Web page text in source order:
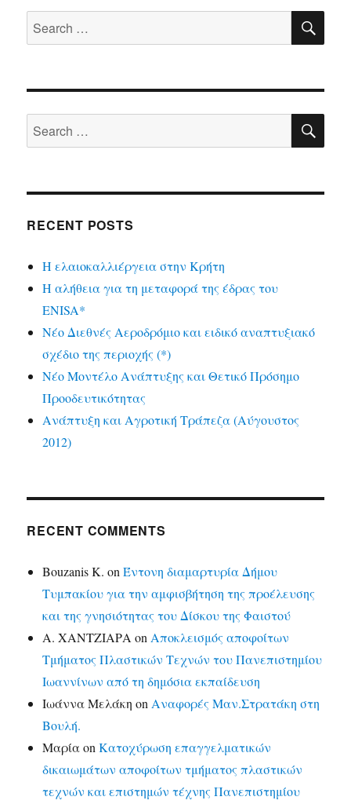
Search
for:
Search
for:
RECENT POSTS
Η ελαιοκαλλιέργεια στην Κρήτη
Η αλήθεια για τη μεταφορά της έδρας του
ENISA*
Νέο Διεθνές Αεροδρόμιο και ειδικό αναπτυξιακό
σχέδιο της περιοχής (*)
Νέο Μοντέλο Ανάπτυξης και Θετικό Πρόσημο
Προοδευτικότητας
Ανάπτυξη και Αγροτική Τράπεζα (Αύγουστος
2012)
RECENT COMMENTS
Bouzanis K. onΈντονη διαμαρτυρία Δήμου
Τυμπακίου για την αμφισβήτηση της προέλευσης
και της γνησιότητας του Δίσκου της Φαιστού
Α. ΧΑΝΤΖΙΑΡΑ on Αποκλεισμός αποφοίτων
Τμήματος Πλαστικών Τεχνών του Πανεπιστημίου
Ιωαννίνων από τη δημόσια εκπαίδευση
Ιωάννα Μελάκη on Αναφορές Μαν.Στρατάκη στη
Βουλή.
ΜαρίαonΚατοχύρωση επαγγελματικών
δικαιωμάτων αποφοίτων τμήματος πλαστικών
τεχνών και επιστημών τέχνης Πανεπιστημίου